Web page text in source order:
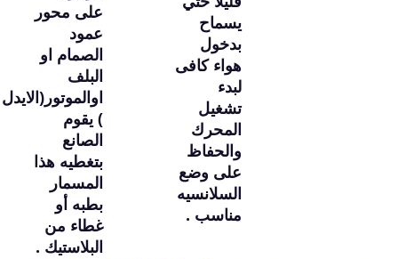
يسماح
بدخول
هواء كافى
لبدء
تشغيل
المحرك
والحفاظ
على وضع
السلانسيه
مناسب .
على محور
عمود
الصمام او
البلف
اوالموتور(الايدل
) يقوم
الصانع
بتغطيه هذا
المسمار
بطبه أو
غطاء من
البلاستيك .